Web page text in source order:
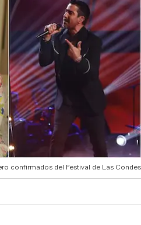
confirmados del Festival de Las Condes